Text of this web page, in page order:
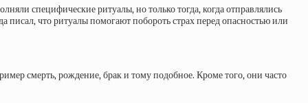
специфические ритуалы, но только тогда, когда отправлялись
что ритуалы помогают побороть страх перед опасностью или
смерть, рождение, брак и тому подобное. Кроме того, они часто